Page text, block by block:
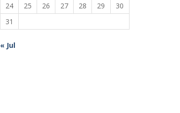
24
25 26 27 28 29
30
31
« Jul